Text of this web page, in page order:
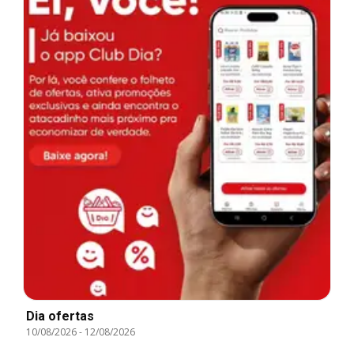
Dia ofertas
10/08/2026- 12/08/2026